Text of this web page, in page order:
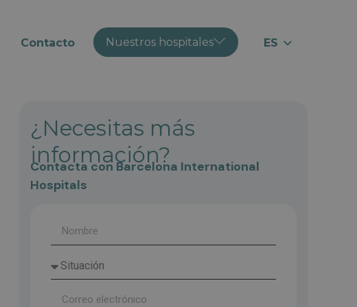
Contacto Nuestros hospitales
ES
¿Necesitas más
información?
Contacta con Barcelona International
Hospitals